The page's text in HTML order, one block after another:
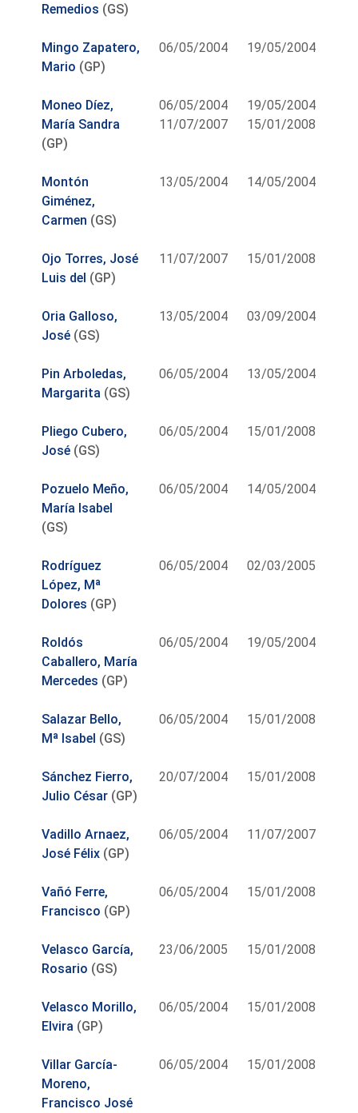
Remedios (GS)
Mingo Zapatero,
Mario (GP)
06/05/2004 19/05/2004
Moneo Díez,
María Sandra
(GP)
06/05/2004
11/07/2007
19/05/2004
15/01/2008
Montón
Giménez,
Carmen (GS)
13/05/2004 14/05/2004
Ojo Torres, José
Luis del (GP)
11/07/2007 15/01/2008
Oria Galloso,
José (GS)
13/05/2004 03/09/2004
Pin Arboledas,
Margarita (GS)
06/05/2004 13/05/2004
Pliego Cubero,
José (GS)
06/05/2004 15/01/2008
Pozuelo Meño,
María Isabel
(GS)
06/05/2004 14/05/2004
Rodríguez
López, Mª
Dolores (GP)
06/05/2004 02/03/2005
Roldós
Caballero, María
Mercedes (GP)
06/05/2004 19/05/2004
Salazar Bello,
Mª Isabel (GS)
06/05/2004 15/01/2008
Sánchez Fierro,
Julio César (GP)
20/07/2004 15/01/2008
Vadillo Arnaez,
José Félix (GP)
06/05/2004 11/07/2007
Vañó Ferre,
Francisco (GP)
06/05/2004 15/01/2008
Velasco García,
Rosario (GS)
23/06/2005 15/01/2008
Velasco Morillo,
Elvira (GP)
06/05/2004 15/01/2008
Villar García-
Moreno,
Francisco José
06/05/2004 15/01/2008